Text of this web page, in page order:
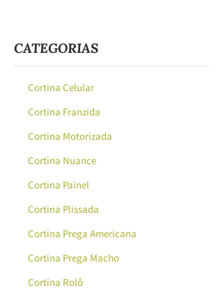
CATEGORIAS
Cortina Celular
Cortina Franzida
Cortina Motorizada
Cortina Nuance
Cortina Painel
Cortina Plissada
Cortina Prega Americana
Cortina Prega Macho
Cortina Rolô